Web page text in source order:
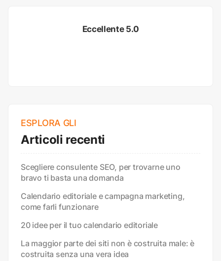
Eccellente 5.0
ESPLORA GLI
Articoli recenti
Scegliere consulente SEO, per trovarne uno
bravo ti basta una domanda
Calendario editoriale e campagna marketing,
come farli funzionare
20 idee per il tuo calendario editoriale
La maggior parte dei siti non è costruita male: è
costruita senza una vera idea